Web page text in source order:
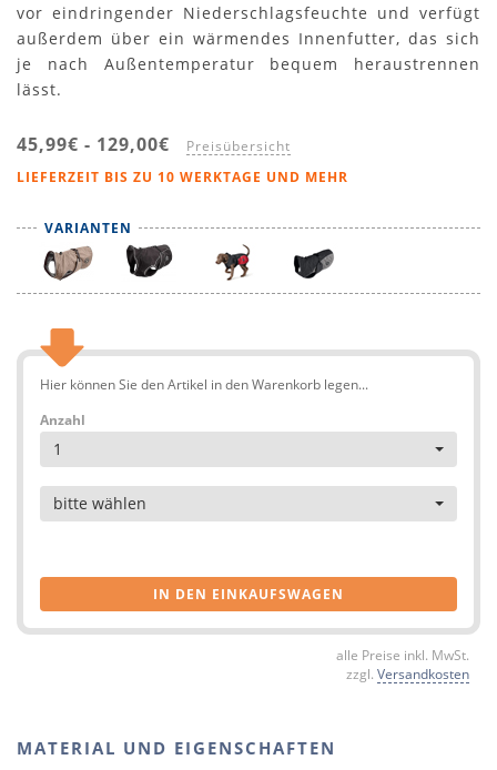
vor eindringender Niederschlagsfeuchte und verfügt
außerdem über ein wärmendes Innenfutter, das sich
je nach Außentemperatur bequem heraustrennen
lässt.
45,99€ - 129,00€ Preisübersicht
LIEFERZEIT BIS ZU 10 WERKTAGE UND MEHR
VARIANTEN
Hier können Sie den Artikel in den Warenkorb legen...
Anzahl
1
Artikel
bitte wählen
IN DEN EINKAUFSWAGEN
alle Preise inkl. MwSt.
zzgl. Versandkosten
MATERIAL UND EIGENSCHAFTEN